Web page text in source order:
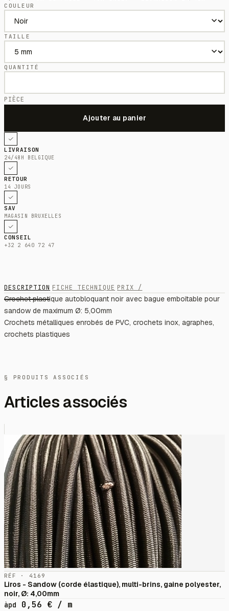
COULEUR
TAILLE
QUANTITÉ
PIÈCE
LIVRAISON
24/48H BELGIQUE
RETOUR
14 JOURS
SAV
MAGASIN BRUXELLES
CONSEIL
+32 2 640 72 47
DESCRIPTION FICHE TECHNIQUE PRIX /
Crochet plastique autobloquant noir avec bague emboîtable pour
sandow de maximum Ø: 5,00mm
Crochets métalliques enrobés de PVC, crochets inox, agraphes,
crochets plastiques
§ PRODUITS ASSOCIÉS
Articles associés
RÉF · 4169
Liros - Sandow (corde élastique), multi-brins, gaine polyester,
noir, Ø: 4,00mm
àpd
0,56 € / m